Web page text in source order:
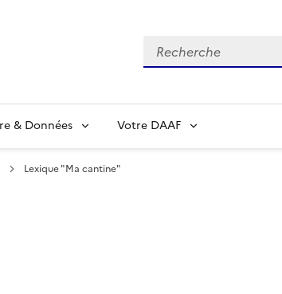
Recherche
& Données Votre DAAF
Lexique "Ma cantine"